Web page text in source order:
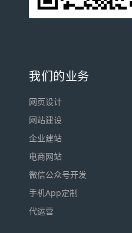
我们的业务
网页设计
网站建设
企业建站
电商网站
微信公众号开发
手机App定制
代运营